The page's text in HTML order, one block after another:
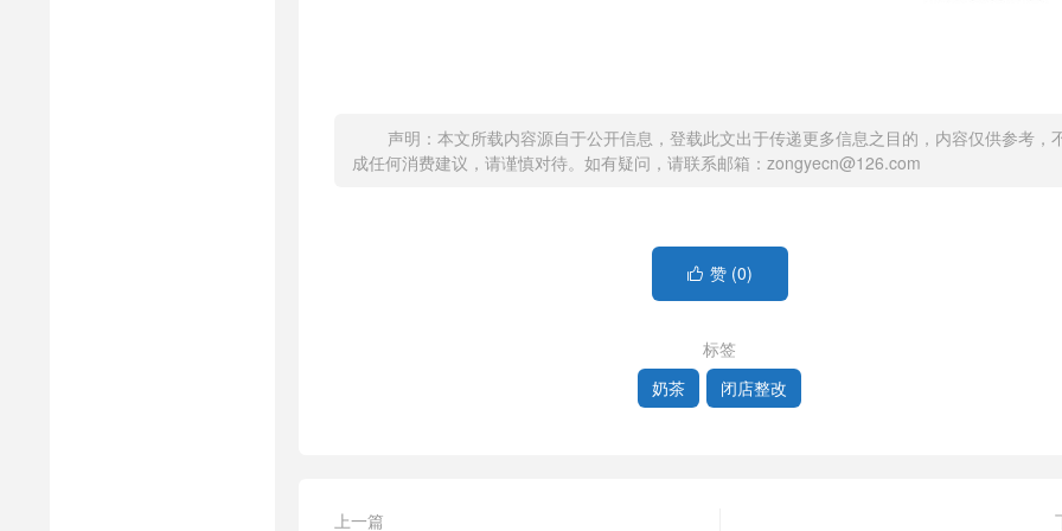
声明：本文所载内容源自于公开信息，登载此文出于传递更多信息之目的，内容仅供参考，
成任何消费建议，请谨慎对待。如有疑问，请联系邮箱：zongyecn@126.com
 赞 (0)
标签
奶茶
闭店整改
上一篇